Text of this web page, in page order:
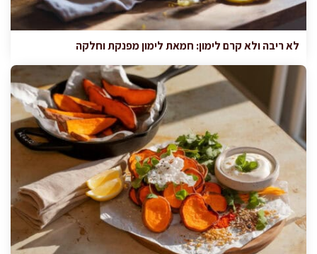
לא ריבה ולא קרם לימון: חמאת לימון מפנקת וחלקה